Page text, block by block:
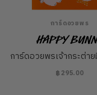
การ์ดอวยพร
Happy
การ์ดอวยพรเจ้ากระต่า
฿295.00